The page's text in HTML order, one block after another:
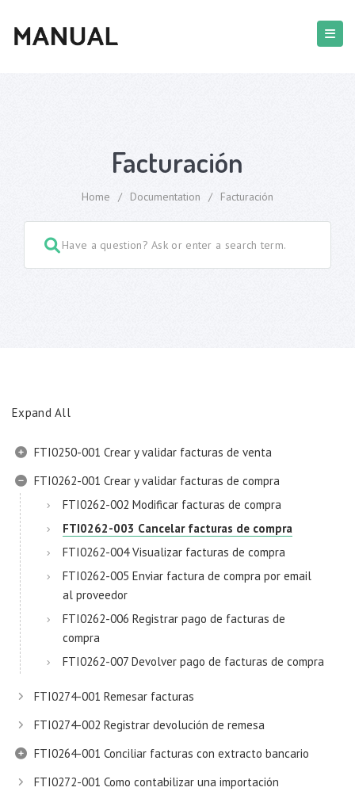
Facturación
Home / Documentation / Facturación
Expand All
FTI0250-001 Crear y validar facturas de venta
FTI0262-001 Crear y validar facturas de compra
FTI0262-002 Modificar facturas de compra
FTI0262-003 Cancelar facturas de compra
FTI0262-004 Visualizar facturas de compra
FTI0262-005 Enviar factura de compra por email
al proveedor
FTI0262-006 Registrar pago de facturas de
compra
FTI0262-007 Devolver pago de facturas de compra
FTI0274-001 Remesar facturas
FTI0274-002 Registrar devolución de remesa
FTI0264-001 Conciliar facturas con extracto bancario
FTI0272-001 Como contabilizar una importación